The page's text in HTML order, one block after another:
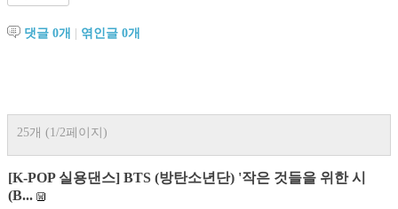
댓글 0개 | 엮인글 0개
25개 (1/2페이지)
[K-POP 실용댄스] BTS (방탄소년단) '작은 것들을 위한 시
(B...